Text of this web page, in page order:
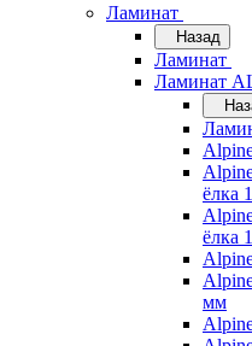
Ламинат
Назад
Ламинат
Ламинат
ёлка
ёлка
мм